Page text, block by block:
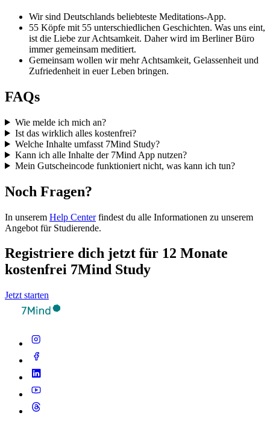
Wir sind Deutschlands beliebteste Meditations-App.
55 Köpfe mit 55 unterschiedlichen Geschichten. Was uns eint,
ist die Liebe zur Achtsamkeit. Daher wird im Berliner Büro
immer gemeinsam meditiert.
Gemeinsam wollen wir mehr Achtsamkeit, Gelassenheit und
Zufriedenheit in euer Leben bringen.
FAQs
Wie melde ich mich an?
Ist das wirklich alles kostenfrei?
Welche Inhalte umfasst 7Mind Study?
Kann ich alle Inhalte der 7Mind App nutzen?
Mein Gutscheincode funktioniert nicht, was kann ich tun?
Noch Fragen?
In unserem Help Centerfindest du alle Informationen zu unserem
Angebot für Studierende.
Registriere dich jetzt für 12 Monate
kostenfrei 7Mind Study
Jetzt starten